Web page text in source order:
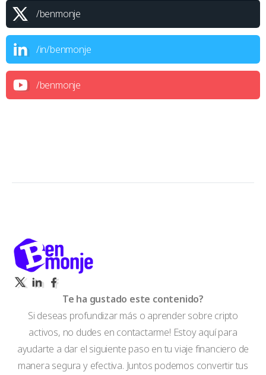
/benmonje
/in/benmonje
/benmonje
Te ha gustado este contenido?
Si deseas profundizar más o aprender sobre cripto
activos, no dudes en contactarme! Estoy aquí para
ayudarte a dar el siguiente paso en tu viaje financiero de
manera segura y efectiva. Juntos podemos convertir tus